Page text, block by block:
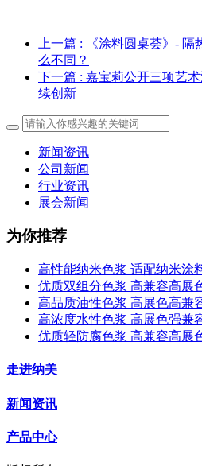
上一篇 : 《涂料圆桌荟》- 隔
么不同？
下一篇 : 嘉宝莉公开三项艺
续创新
新闻资讯
公司新闻
行业资讯
展会新闻
为你推荐
高性能纳米色浆 适配纳米涂
优质双组分色浆 高兼容高展
高品质油性色浆 高展色高兼
高浓度水性色浆 高展色强兼
优质轻防腐色浆 高兼容高展
走进纳美
新闻资讯
产品中心